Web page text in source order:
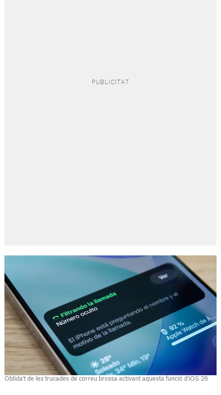
Oblida't de les trucades de correu brossa activant aquesta funció d'iOS 26